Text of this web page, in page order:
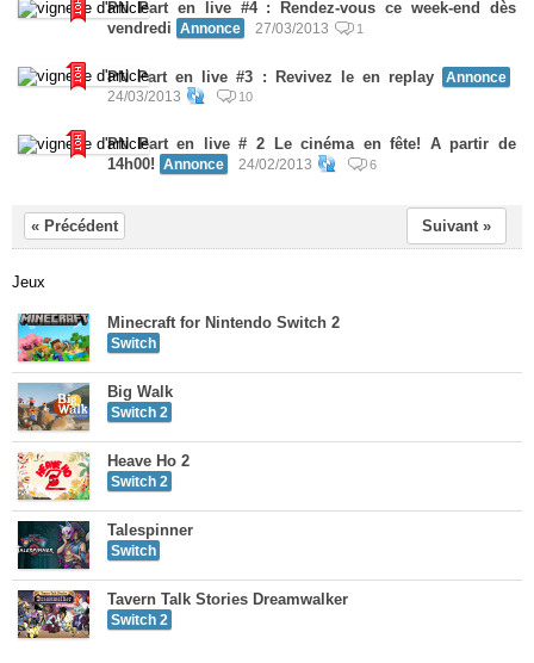
PN Part en live #4 : Rendez-vous ce week-end dès
vendredi
Annonce 27/03/2013 1
PN Part en live #3 : Revivez le en replay
Annonce
24/03/2013
10
PN Part en live # 2 Le cinéma en fête! A partir de
14h00!
Annonce 24/02/2013 6
« Précédent Suivant »
Jeux
Minecraft for Nintendo Switch 2
Switch
Big Walk
Switch 2
Heave Ho 2
Switch 2
Talespinner
Switch
Tavern Talk Stories Dreamwalker
Switch 2